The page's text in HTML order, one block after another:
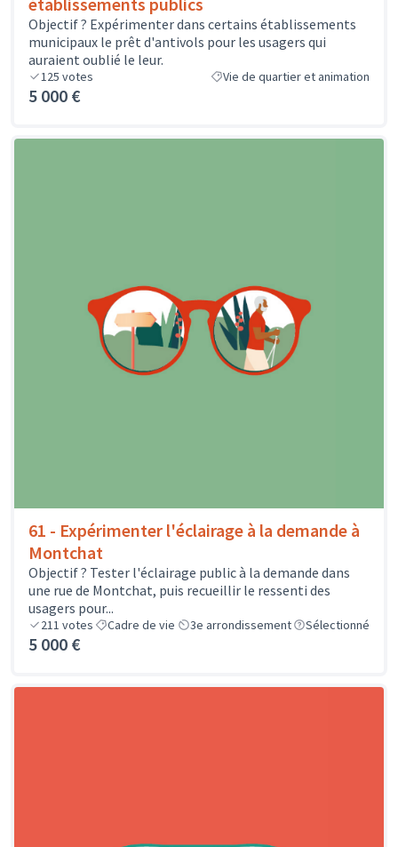
Objectif ? Expérimenter dans certains établissements
municipaux le prêt d'antivols pour les usagers qui
auraient oublié le leur.
125 votes Vie de quartier et animation
5 000 €
61 - Expérimenter l'éclairage à la demande à
Montchat
Objectif ? Tester l'éclairage public à la demande dans
une rue de Montchat, puis recueillir le ressenti des
usagers pour...
211 votes Cadre de vie 3e arrondissement Sélectionné
5 000 €